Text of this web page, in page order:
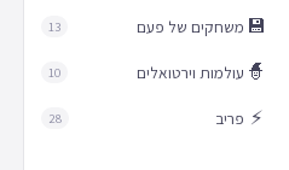
💾 משחקים של פעם 13
🧙 עולמות וירטואלים 10
⚡ פריב 28